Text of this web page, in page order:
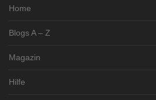
Home
Blogs A – Z
Magazin
Hilfe